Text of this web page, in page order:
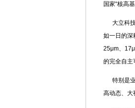
国家“核高
大立科
如一日的深
25μm、
的完全自主
特别是
高动态、大